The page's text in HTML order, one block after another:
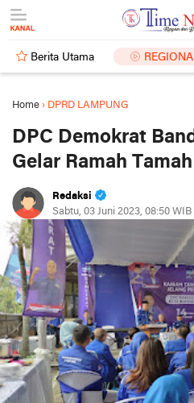
Berita Utama
Home › DPRD LAMPUNG
DPC Demokrat
Gelar Ramah
Redaksi
Sabtu, 03 Juni 2023, 08:50 WIB